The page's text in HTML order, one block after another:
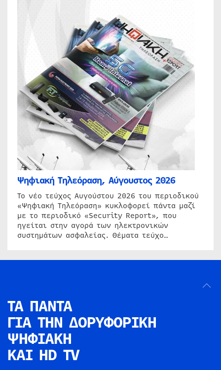
Ψηφιακή Τηλεόραση, Αύγουστος 2026
Το νέο τεύχος Αυγούστου 2026 του περιοδικού
«Ψηφιακή Τηλεόραση» κυκλοφορεί πάντα μαζί
με το περιοδικό «Security Report», που
ηγείται στην αγορά των ηλεκτρονικών
συστημάτων ασφαλείας. Θέματα τεύχο…
ΤΑ ΠΑΝΤΑ
ΓΙΑ ΤΗΝ ΔΟΡΥΦΟΡΙΚΗ
ΨΗΦΙΑΚΗ
ΚΑΙ HD TV